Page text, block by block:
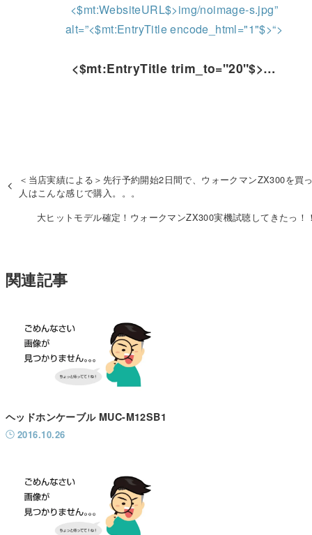
<$mt:WebsiteURL$>img/noimage-s.jpg”
alt=”<$mt:EntryTitle encode_html="1"$>“>
<$mt:EntryTitle trim_to="20"$>…
＜当店実績による＞先行予約開始2日間で、ウォークマンZX300を買
人はこんな感じで購入。。。
大ヒットモデル確定！ウォークマンZX300実機試聴してきたっ！
関連記事
ヘッドホンケーブル MUC-M12SB1
2016.10.26